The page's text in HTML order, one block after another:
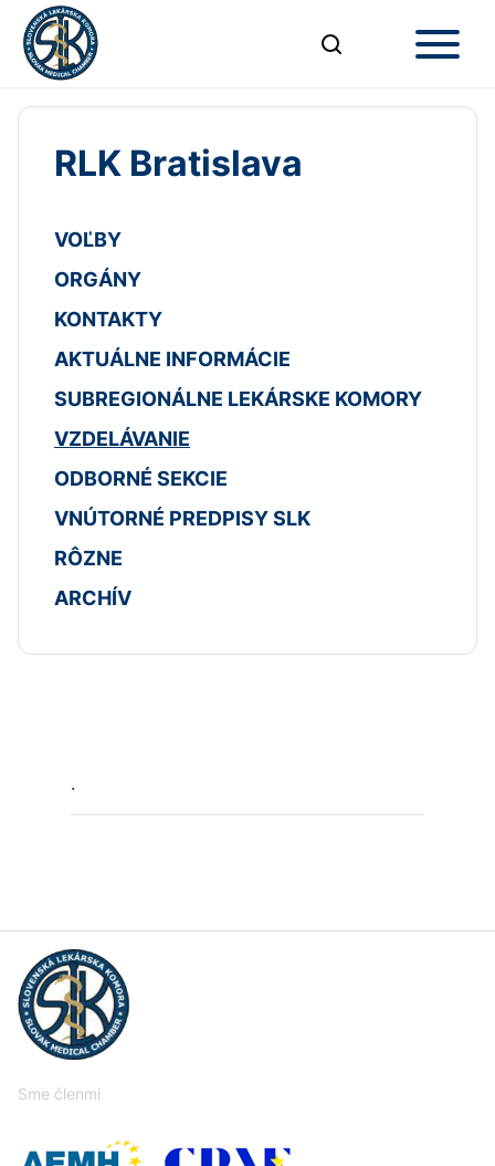
RLK Bratislava
VOĽBY
ORGÁNY
KONTAKTY
AKTUÁLNE INFORMÁCIE
SUBREGIONÁLNE LEKÁRSKE KOMORY
VZDELÁVANIE
ODBORNÉ SEKCIE
VNÚTORNÉ PREDPISY SLK
RÔZNE
ARCHÍV
.
Sme členmi